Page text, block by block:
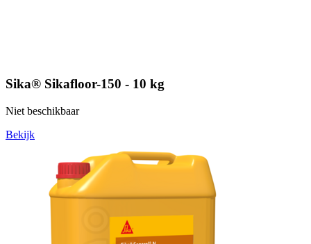
Sika® Sikafloor-150 - 10 kg
Niet beschikbaar
Bekijk